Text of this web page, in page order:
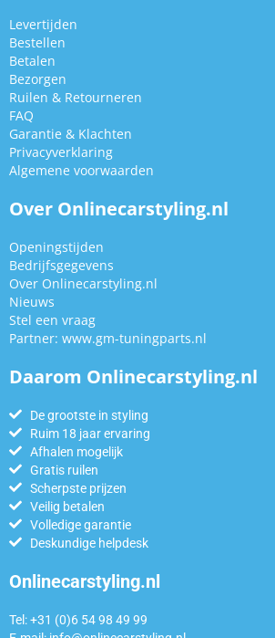
Levertijden
Bestellen
Betalen
Bezorgen
Ruilen & Retourneren
FAQ
Garantie & Klachten
Privacyverklaring
Algemene voorwaarden
Over Onlinecarstyling.nl
Openingstijden
Bedrijfsgegevens
Over Onlinecarstyling.nl
Nieuws
Stel een vraag
Partner: www.gm-tuningparts.nl
Daarom Onlinecarstyling.nl
De grootste in styling
Ruim 18 jaar ervaring
Afhalen mogelijk
Gratis ruilen
Scherpste prijzen
Veilig betalen
Volledige garantie
Deskundige helpdesk
Onlinecarstyling.nl
Tel: +31 (0)6 54 98 49 99